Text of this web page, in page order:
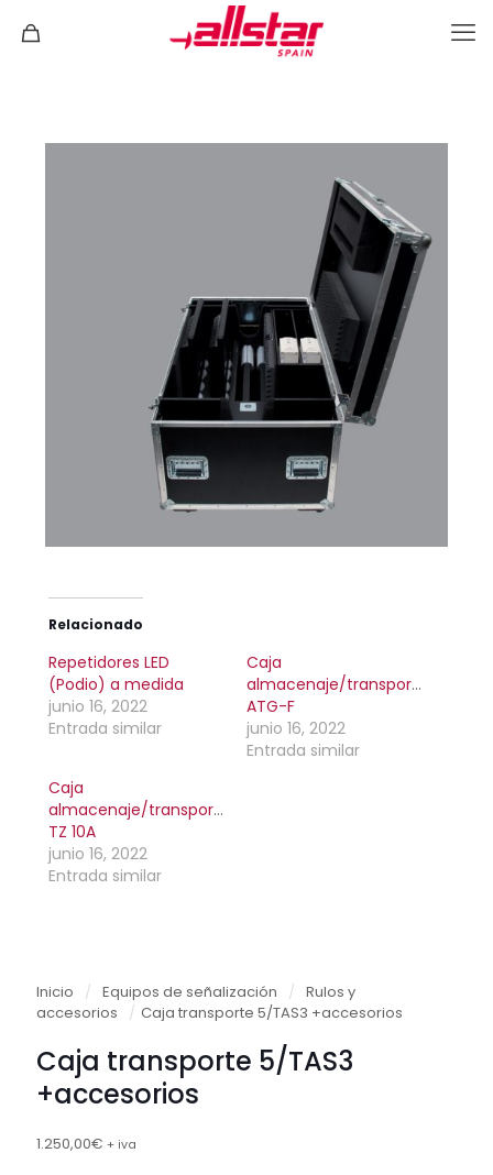
Relacionado
Repetidores LED
(Podio) a medida
junio 16, 2022
Entrada similar
Caja
almacenaje/transporte
ATG-F
junio 16, 2022
Entrada similar
Caja
almacenaje/transporte
TZ 10A
junio 16, 2022
Entrada similar
Inicio / Equipos de señalización / Rulos y
accesorios
/ Caja transporte 5/TAS3 +accesorios
Caja transporte 5/TAS3
+accesorios
1.250,00€ + iva